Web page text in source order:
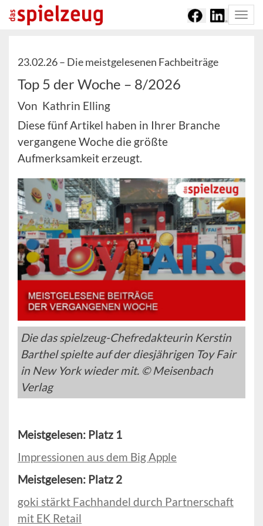
23.02.26 – Die meistgelesenen Fachbeiträge
Top 5 der Woche – 8/2026
Von Kathrin Elling
Diese fünf Artikel haben in Ihrer Branche
vergangene Woche die größte
Aufmerksamkeit erzeugt.
Die das spielzeug-Chefredakteurin Kerstin
Barthel spielte auf der diesjährigen Toy Fair
in New York wieder mit. © Meisenbach
Verlag
Meistgelesen: Platz 1
Impressionen aus dem Big Apple
Meistgelesen: Platz 2
goki stärkt Fachhandel durch Partnerschaft
mit EK Retail